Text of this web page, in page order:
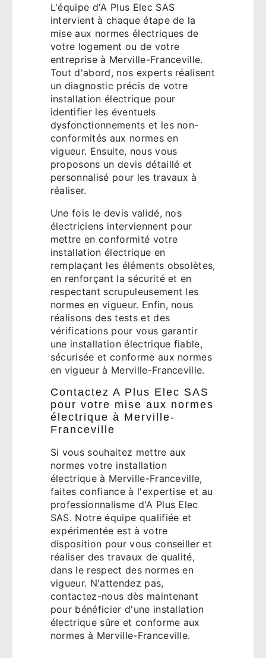
L'équipe d'A Plus Elec SAS
intervient à chaque étape de la
mise aux normes électriques de
votre logement ou de votre
entreprise à Merville-Franceville.
Tout d'abord, nos experts réalisent
un diagnostic précis de votre
installation électrique pour
identifier les éventuels
dysfonctionnements et les non-
conformités aux normes en
vigueur. Ensuite, nous vous
proposons un devis détaillé et
personnalisé pour les travaux à
réaliser.
Une fois le devis validé, nos
électriciens interviennent pour
mettre en conformité votre
installation électrique en
remplaçant les éléments obsolètes,
en renforçant la sécurité et en
respectant scrupuleusement les
normes en vigueur. Enfin, nous
réalisons des tests et des
vérifications pour vous garantir
une installation électrique fiable,
sécurisée et conforme aux normes
en vigueur à Merville-Franceville.
Contactez A Plus Elec SAS
pour votre mise aux normes
électrique à Merville-
Franceville
Si vous souhaitez mettre aux
normes votre installation
électrique à Merville-Franceville,
faites confiance à l'expertise et au
professionnalisme d'A Plus Elec
SAS. Notre équipe qualifiée et
expérimentée est à votre
disposition pour vous conseiller et
réaliser des travaux de qualité,
dans le respect des normes en
vigueur. N'attendez pas,
contactez-nous dès maintenant
pour bénéficier d'une installation
électrique sûre et conforme aux
normes à Merville-Franceville.